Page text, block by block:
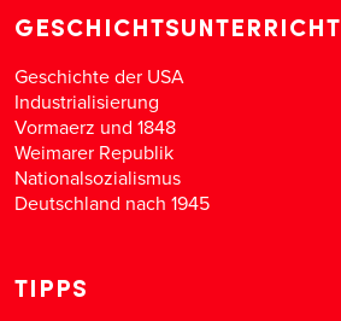
GESCHICHTSUNTERRICHT
Geschichte der USA
Industrialisierung
Vormaerz und 1848
Weimarer Republik
Nationalsozialismus
Deutschland nach 1945
TIPPS